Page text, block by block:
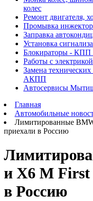
колес
Ремонт двигателя,
Промывка
Заправка
Установка
Блокираторы -
Работы с электрикой
Замена
АКПП
Автосервисы
Главная
Автомобильные
Лимитированные
приехали в Россию
и X6 M First
в Россию